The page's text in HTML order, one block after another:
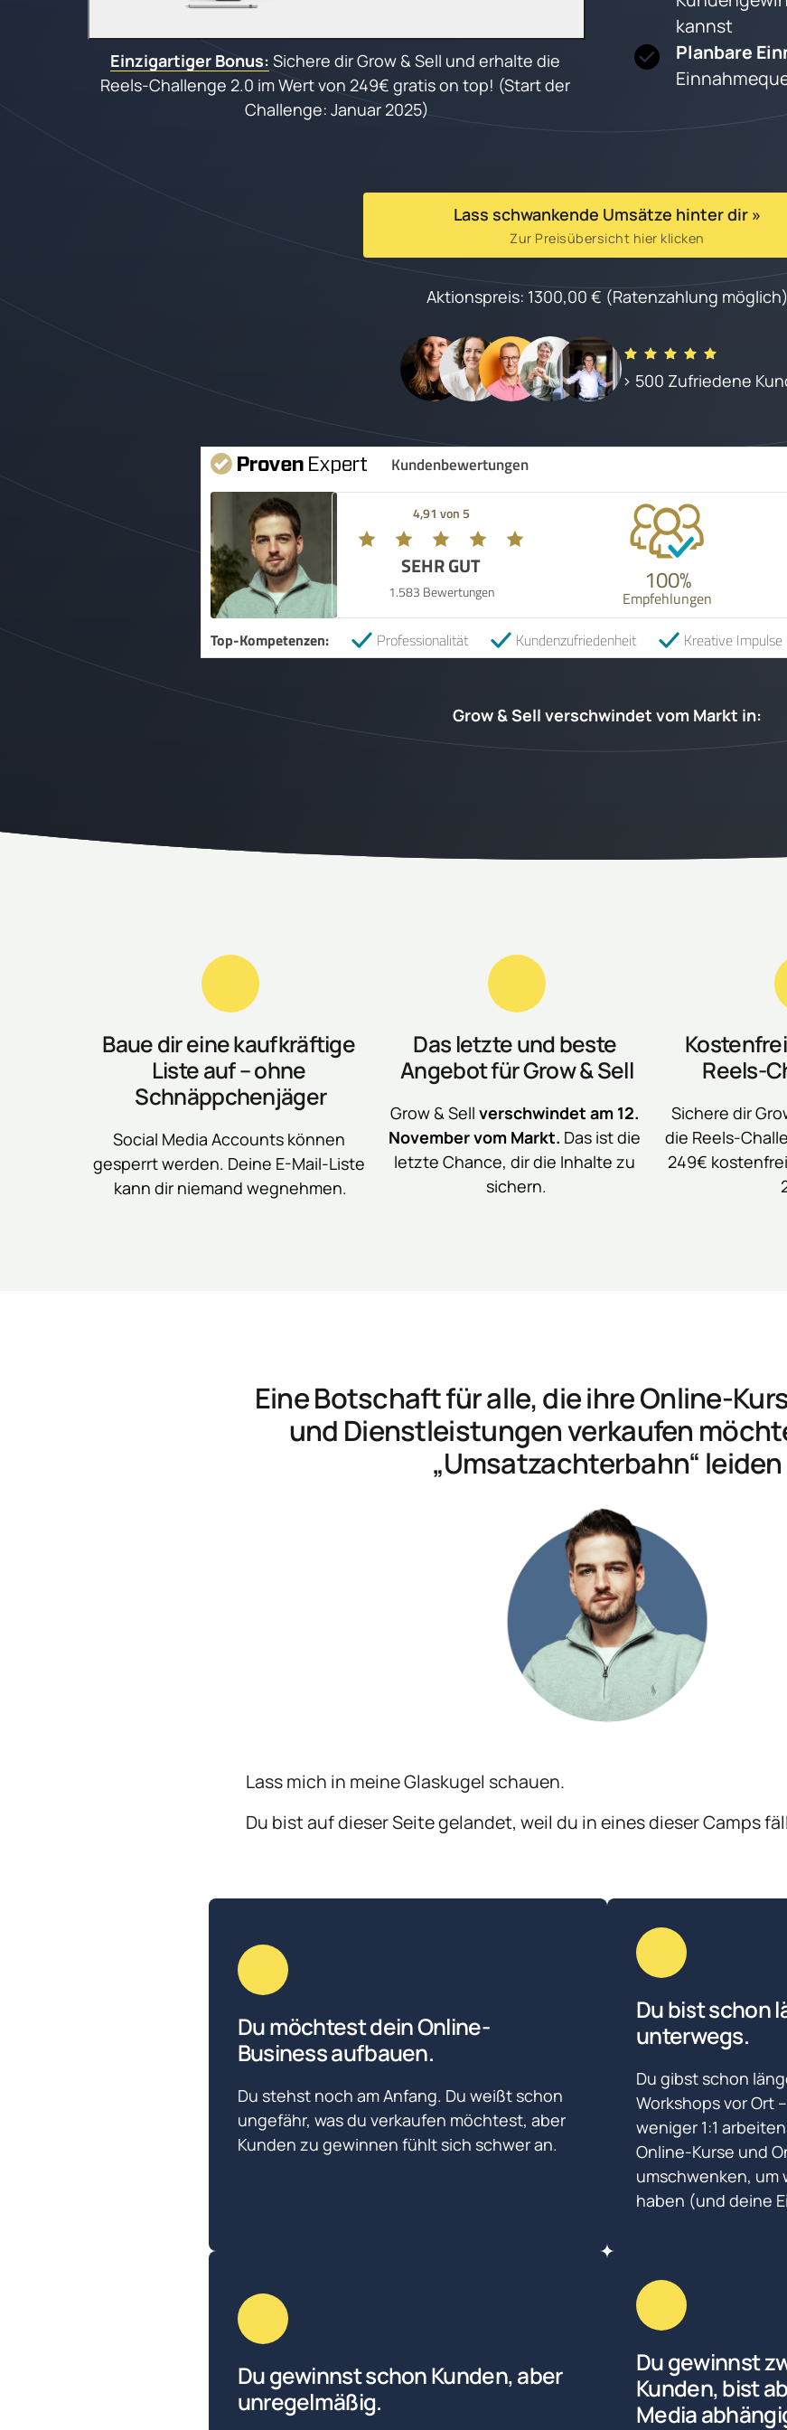
Einzigartiger Bonus: Sichere dir Grow & Sell und erhalte die
Reels-Challenge 2.0 im Wert von 249€ gratis on top! (Start der
Challenge: Januar 2025)
kannst
Planbare
Lass schwankende Umsätze hinter dir »
Zur Preisübersicht hier klicken
Aktionspreis: 1300,00 € (Ratenzahlung möglich)
> 500 Zufriedene
Kundenbewertungen
4,91 von 5
SEHR GUT
1.583 Bewertungen 100%
Empfehlungen
Top-Kompetenzen: Professionalität Kundenzufriedenheit Kreative Impulse
Grow & Sell verschwindet vom Markt in:
Baue dir eine kaufkräftige
Liste auf – ohne
Schnäppchenjäger
Social Media Accounts können
gesperrt werden. Deine E-Mail-Liste
kann dir niemand wegnehmen.
Das letzte und beste
Angebot für Grow & Sell
Grow & Sell verschwindet am 12.
November vom Markt. Das ist die
letzte Chance, dir die Inhalte zu
sichern.
Reels-
Sichere dir
die Reels-
249€
Eine Botschaft für alle, die ihre Online-
und Dienstleistungen verkaufen
„Umsatzachterbahn“ leiden
Lass mich in meine Glaskugel schauen.
Du bist auf dieser Seite gelandet, weil du in eines dieser Camps
Du möchtest dein Online-
Business aufbauen.
Du stehst noch am Anfang. Du weißt schon
ungefähr, was du verkaufen möchtest, aber
Kunden zu gewinnen fühlt sich schwer an.
Du bist schon
unterwegs.
Du gibst schon
Workshops vor Ort
weniger 1:1
Online-Kurse und
umschwenken, um
haben (und deine
Du gewinnst schon Kunden, aber
unregelmäßig.
Du gewinnst
Kunden, bist
Media